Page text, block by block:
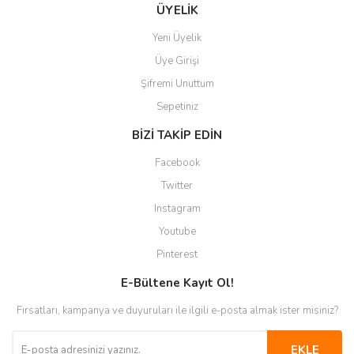
Gönder
ÜYELİK
Yeni Üyelik
Üye Girişi
Şifremi Unuttum
Sepetiniz
BİZİ TAKİP EDİN
Facebook
Twitter
Instagram
Youtube
Pinterest
E-Bültene Kayıt Ol!
Fırsatları, kampanya ve duyuruları ile ilgili e-posta almak ister misiniz?
EKLE